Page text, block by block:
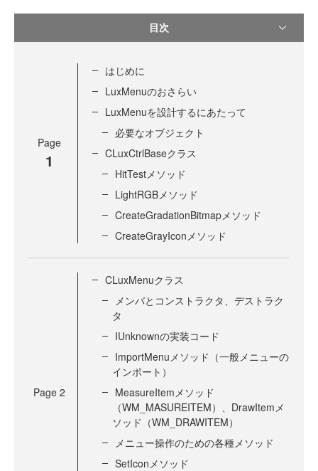
目次
Page
1
はじめに
LuxMenuのおさらい
LuxMenuを設計するにあたって
必要なオブジェクト
CLuxCtrlBaseクラス
HitTestメソッド
LightRGBメソッド
CreateGradationBitmapメソッド
CreateGrayIconメソッド
Page 2
CLuxMenuクラス
メンバとコンストラクタ、デストラク
タ
IUnknownの実装コード
ImportMenuメソッド（一般メニューの
インポート）
MeasureItemメソッド
（WM_MASUREITEM）、DrawItemメ
ソッド（WM_DRAWITEM）
メニュー操作のための各種メソッド
SetIconメソッド